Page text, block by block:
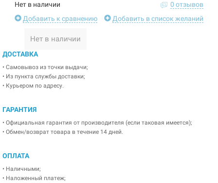
Нет в наличии
0 отзывов
Добавить к сравнению
Добавить в список желаний
Нет в наличии
ДОСТАВКА
• Самовывоз из точки выдачи;
• Из пункта службы доставки;
• Курьером по адресу.
ГАРАНТИЯ
• Официальная гарантия от производителя (если таковая имеется);
• Обмен/возврат товара в течение 14 дней.
ОПЛАТА
• Наличными;
• Наложенный платеж;